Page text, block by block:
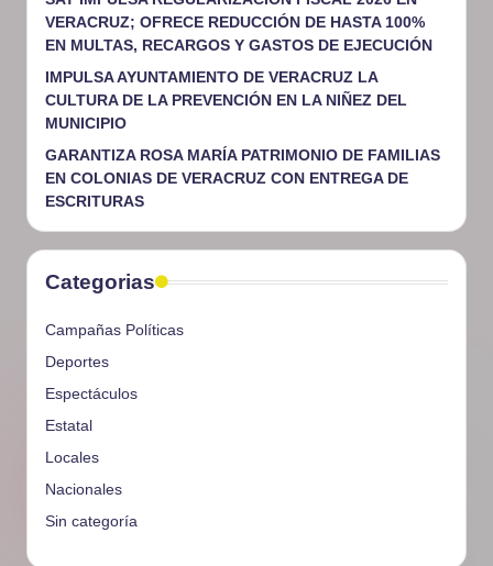
VERACRUZ; OFRECE REDUCCIÓN DE HASTA 100%
EN MULTAS, RECARGOS Y GASTOS DE EJECUCIÓN
IMPULSA AYUNTAMIENTO DE VERACRUZ LA
CULTURA DE LA PREVENCIÓN EN LA NIÑEZ DEL
MUNICIPIO
GARANTIZA ROSA MARÍA PATRIMONIO DE FAMILIAS
EN COLONIAS DE VERACRUZ CON ENTREGA DE
ESCRITURAS
Categorias
Campañas Políticas
Deportes
Espectáculos
Estatal
Locales
Nacionales
Sin categoría